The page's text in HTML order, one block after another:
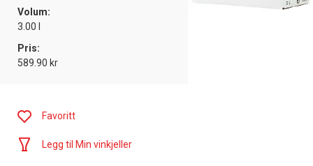
Volum:
3.00 l
Pris:
589.90 kr
Favoritt
Legg til Min vinkjeller